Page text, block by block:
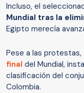
Incluso, el
Mundial tras la
Egipto merecía
Pese a las protestas,
final del Mundial,
clasificación del
Colombia.